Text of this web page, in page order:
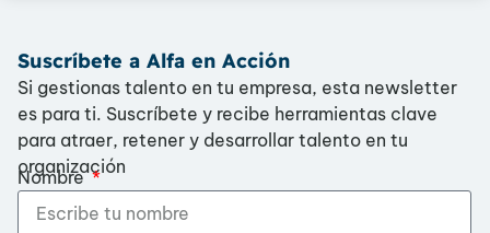
Suscríbete a Alfa en Acción
Si gestionas talento en tu empresa, esta newsletter
es para ti. Suscríbete y recibe herramientas clave
para atraer, retener y desarrollar talento en tu
organización
Nombre